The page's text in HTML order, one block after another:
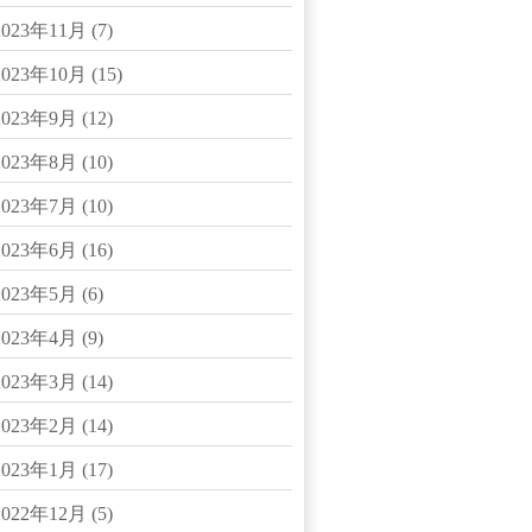
年11月 (7)
年10月 (15)
年9月 (12)
年8月 (10)
年7月 (10)
年6月 (16)
年5月 (6)
年4月 (9)
年3月 (14)
年2月 (14)
年1月 (17)
年12月 (5)